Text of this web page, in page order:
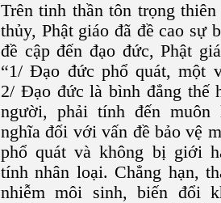
Trên tinh thần tôn trọng
thủy, Phật giáo đã đề cao sự
đề cập đến đạo đức, Phật
“1/ Đạo đức phổ quát, một
2/ Đạo đức là bình đẳng thế
người, phải tính đến
nghĩa đối với vấn đề bảo vệ
phổ quát và không bị giới
tính nhân loại. Chẳng hạn,
nhiễm môi sinh, biến đổi